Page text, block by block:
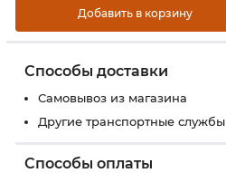
Добавить в корзину
Способы доставки
Самовывоз из магазина
Другие транспортные службы
Способы оплаты